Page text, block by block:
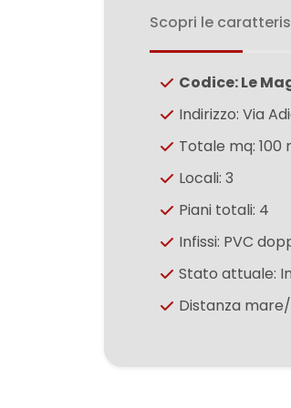
Scopri le
Codice: Le
Indirizzo: Via
Totale mq: 100
Locali: 3
Piani totali: 4
Infissi: PVC
Stato attuale:
Distanza